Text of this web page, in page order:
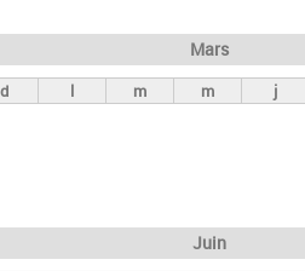
r
c
Mars
d l m m j
Juin